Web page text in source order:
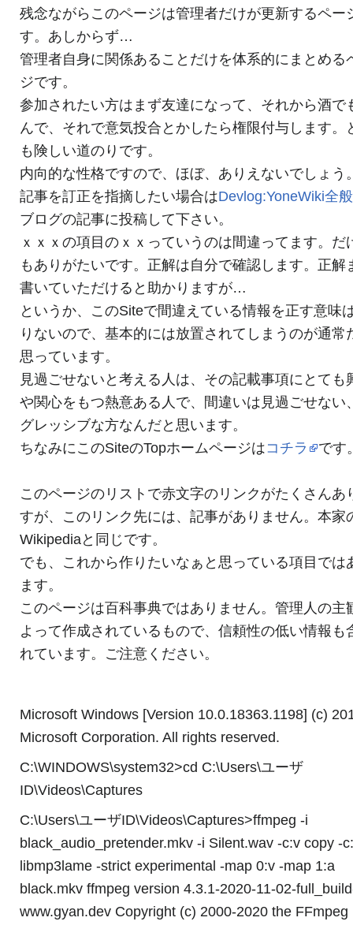
残念ながらこのページは管理者だけが更新するペー
す。あしからず…
管理者自身に関係あることだけを体系的にまとめる
ジです。
参加されたい方はまず友達になって、それから酒で
んで、それで意気投合とかしたら権限付与します。
も険しい道のりです。
内向的な性格ですので、ほぼ、ありえないでしょう
記事を訂正を指摘したい場合はDevlog:YoneWiki全般
ブログの記事に投稿して下さい。
ｘｘｘの項目のｘｘっていうのは間違ってます。だ
もありがたいです。正解は自分で確認します。正解
書いていただけると助かりますが…
というか、このSiteで間違えている情報を正す意味
りないので、基本的には放置されてしまうのが通常
思っています。
見過ごせないと考える人は、その記載事項にとても
や関心をもつ熱意ある人で、間違いは見過ごせない
グレッシブな方なんだと思います。
ちなみにこのSiteのTopホームページはコチラ です
このページのリストで赤文字のリンクがたくさんあ
すが、このリンク先には、記事がありません。本家
Wikipediaと同じです。
でも、これから作りたいなぁと思っている項目では
ます。
このページは百科事典ではありません。管理人の主
よって作成されているもので、信頼性の低い情報も
れています。ご注意ください。
Microsoft Windows [Version 10.0.18363.1198] (c)
Microsoft Corporation. All rights reserved.
C:\WINDOWS\system32>cd C:\Users\ユーザ
ID\Videos\Captures
C:\Users\ユーザID\Videos\Captures>ffmpeg -i
black_audio_pretender.mkv -i Silent.wav -c:v copy -
libmp3lame -strict experimental -map 0:v -map 1:a
black.mkv ffmpeg version 4.3.1-2020-11-02-
www.gyan.dev Copyright (c) 2000-2020 the FFmpeg